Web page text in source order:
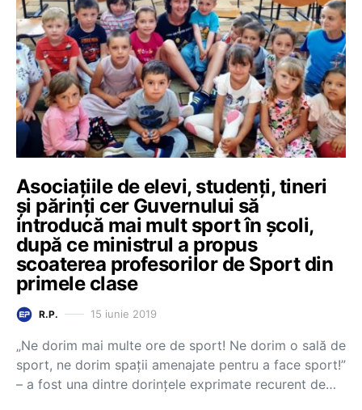
Asociațiile de elevi, studenți, tineri
și părinți cer Guvernului să
introducă mai mult sport în școli,
după ce ministrul a propus
scoaterea profesorilor de Sport din
primele clase
R.P. 15 iunie 2019
„Ne dorim mai multe ore de sport! Ne dorim o sală de
sport, ne dorim spații amenajate pentru a face sport!”
– a fost una dintre dorințele exprimate recurent de…